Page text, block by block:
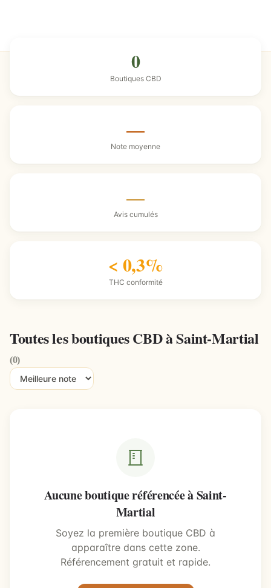
0
Boutiques CBD
—
Note moyenne
—
Avis cumulés
< 0,3%
THC conformité
Toutes les boutiques CBD à Saint-Martial
(0)
Aucune boutique référencée à Saint-
Martial
Soyez la première boutique CBD à
apparaître dans cette zone.
Référencement gratuit et rapide.